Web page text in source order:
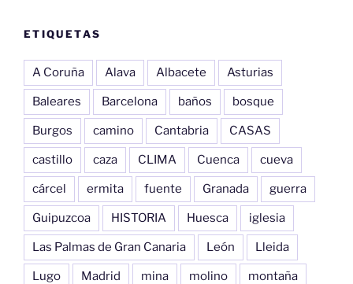
ETIQUETAS
A Coruña Alava Albacete Asturias
Baleares Barcelona baños bosque
Burgos camino Cantabria CASAS
castillo caza CLIMA Cuenca cueva
cárcel ermita fuente Granada guerra
Guipuzcoa HISTORIA Huesca iglesia
Las Palmas de Gran Canaria León Lleida
Lugo Madrid mina molino montaña